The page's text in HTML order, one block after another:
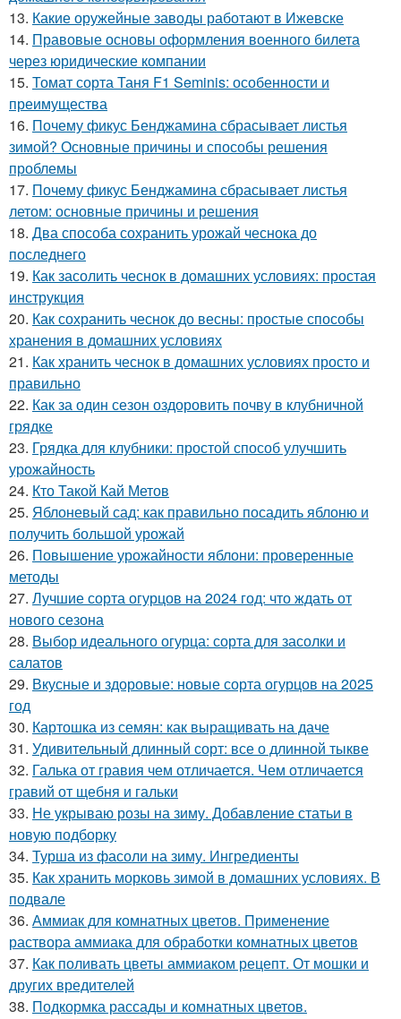
13. Какие оружейные заводы работают в Ижевске
14. Правовые основы оформления военного билета
через юридические компании
15. Томат сорта Таня F1 Seminis: особенности и
преимущества
16. Почему фикус Бенджамина сбрасывает листья
зимой? Основные причины и способы решения
проблемы
17. Почему фикус Бенджамина сбрасывает листья
летом: основные причины и решения
18. Два способа сохранить урожай чеснока до
последнего
19. Как засолить чеснок в домашних условиях: простая
инструкция
20. Как сохранить чеснок до весны: простые способы
хранения в домашних условиях
21. Как хранить чеснок в домашних условиях просто и
правильно
22. Как за один сезон оздоровить почву в клубничной
грядке
23. Грядка для клубники: простой способ улучшить
урожайность
24. Кто Такой Кай Метов
25. Яблоневый сад: как правильно посадить яблоню и
получить большой урожай
26. Повышение урожайности яблони: проверенные
методы
27. Лучшие сорта огурцов на 2024 год: что ждать от
нового сезона
28. Выбор идеального огурца: сорта для засолки и
салатов
29. Вкусные и здоровые: новые сорта огурцов на 2025
год
30. Картошка из семян: как выращивать на даче
31. Удивительный длинный сорт: все о длинной тыкве
32. Галька от гравия чем отличается. Чем отличается
гравий от щебня и гальки
33. Не укрываю розы на зиму. Добавление статьи в
новую подборку
34. Турша из фасоли на зиму. Ингредиенты
35. Как хранить морковь зимой в домашних условиях. В
подвале
36. Аммиак для комнатных цветов. Применение
раствора аммиака для обработки комнатных цветов
37. Как поливать цветы аммиаком рецепт. От мошки и
других вредителей
38. Подкормка рассады и комнатных цветов.